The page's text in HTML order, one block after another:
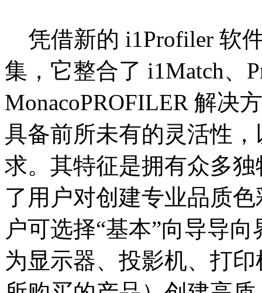
凭借新的 i1Profiler 软
集，它整合了 i1Match、
MonacoPROFILER 解决
具备前所未有的灵活性
求。其特征是拥有众多
了用户对创建专业品质
户可选择“基本”向导导
为显示器、投影机、打